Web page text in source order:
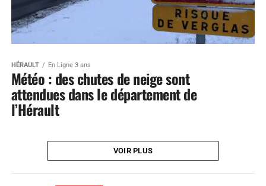
HÉRAULT En Ligne 3 ans
Météo : des chutes de neige sont
attendues dans le département de
l’Hérault
VOIR PLUS